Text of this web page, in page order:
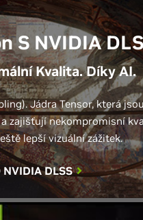
S NVIDIA
Kvalita. Díky AI.
Jádra Tensor, která
zajišťují nekompromisní
lepší vizuální zážitek.
NVIDIA DLSS